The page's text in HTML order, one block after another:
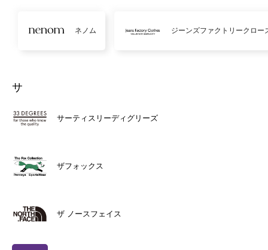
ネノム ジーンズファクトリークロー
サ
サーティスリーディグリーズ
ザフォックス
ザ ノースフェイス